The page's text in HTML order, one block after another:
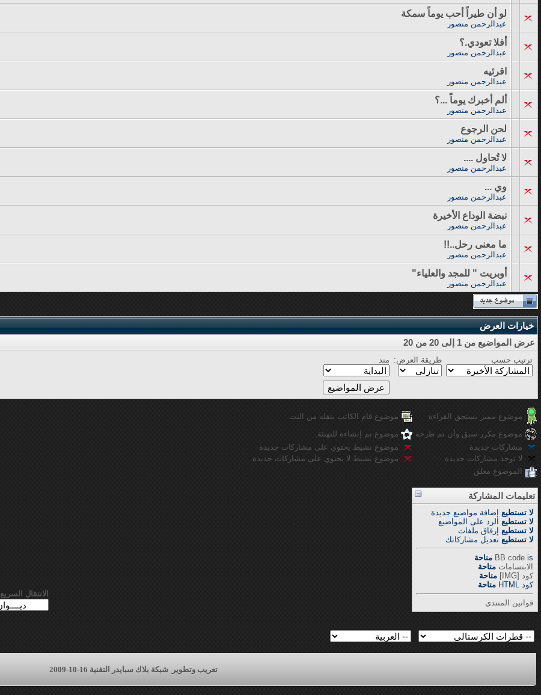
لو أن طيراً أحب يوماً سمكة
عبدالرحمن منصور
أفلا تعودي.؟
عبدالرحمن منصور
اقرئيه
عبدالرحمن منصور
ألم أخبرك يوماً ...؟
عبدالرحمن منصور
لحن الرجوع
عبدالرحمن منصور
لا تُحاول ....
عبدالرحمن منصور
وي ...
عبدالرحمن منصور
نبضة الوداع الأخيرة
عبدالرحمن منصور
ما معنى رحل..!!
عبدالرحمن منصور
أوبريت " للمجد والعلياء"
عبدالرحمن منصور
خيارات العرض
عرض المواضيع من 1 إلى 20 من 20
ترتيب حسب طريقة العرض: منذ
موضوع مميز يستحق القراءة
موضوع قام الكاتب بنقله من النت
موضوع مكرر سبق وأن تم طرحه
موضوع تم إنشاءه للتهنئة.
مشاركات جديدة
موضوع نشيط يحتوي على مشاركات جديدة
لا توجد مشاركات جديدة
موضوع نشيط لا يحتوي على مشاركات جديدة
الموضوع مغلق
تعليمات المشاركة
لا تستطيع إضافة مواضيع جديدة
لا تستطيع الرد على المواضيع
لا تستطيع إرفاق ملفات
لا تستطيع تعديل مشاركاتك
BB code is
متاحة
الابتسامات متاحة
كود [IMG]
متاحة
كود HTML
متاحة
قوانين المنتدى
الانتقال السريع
تعريب وتطوير شبكة بلاك سبايدر التقنية 16-10-2009